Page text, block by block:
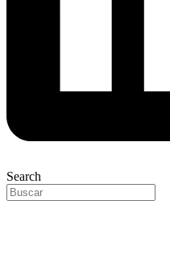
Search